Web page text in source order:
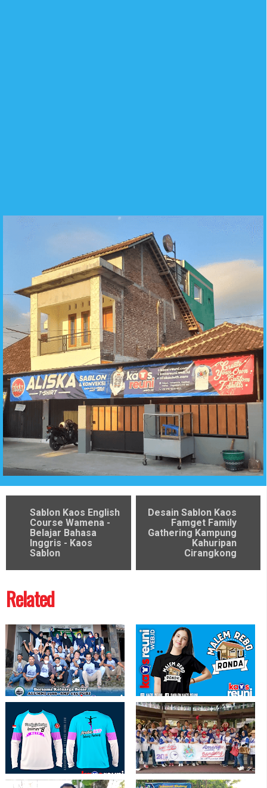
Sablon Kaos English
Course Wamena -
Belajar Bahasa
Inggris - Kaos
Sablon
Desain Sablon Kaos
Famget Family
Gathering Kampung
Kahuripan
Cirangkong
Related
Terima Kasih Alumni 1988 SMP 135
PGRI
KAOS MALEM REBO RONDA